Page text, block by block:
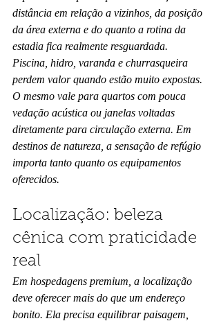
distância em relação a vizinhos, da posição
da área externa e do quanto a rotina da
estadia fica realmente resguardada.
Piscina, hidro, varanda e churrasqueira
perdem valor quando estão muito expostas.
O mesmo vale para quartos com pouca
vedação acústica ou janelas voltadas
diretamente para circulação externa. Em
destinos de natureza, a sensação de refúgio
importa tanto quanto os equipamentos
oferecidos.
Localização: beleza
cênica com praticidade
real
Em hospedagens premium, a localização
deve oferecer mais do que um endereço
bonito. Ela precisa equilibrar paisagem,